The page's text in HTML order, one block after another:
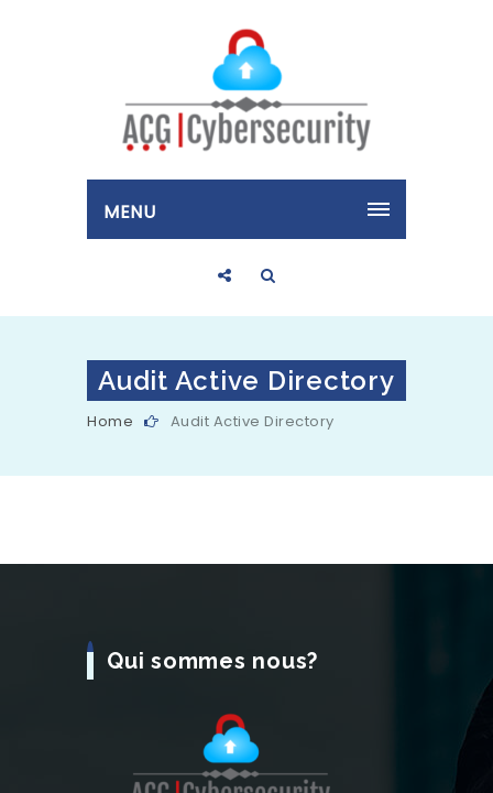
MENU
Audit Active Directory
Home Audit Active Directory
Qui sommes nous?